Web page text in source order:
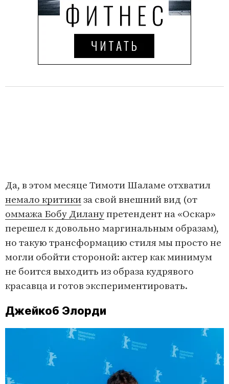
Да, в этом месяце Тимоти Шаламе отхватил
немало критикиза свой внешний вид (от
оммажа Бобу Диланупретендент на «Оскар»
перешел к довольно маргинальным образам),
но такую трансформацию стиля мы просто не
могли обойти стороной: актер как минимум
не боится выходить из образа кудрявого
красавца и готов экспериментировать.
Джейкоб Элорди